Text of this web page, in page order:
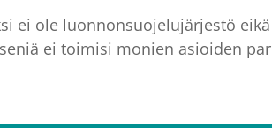
ei ole luonnonsuojelujärjestö
ei toimisi monien asioiden